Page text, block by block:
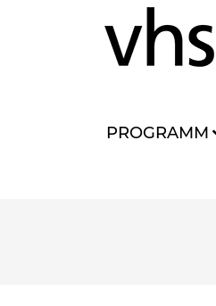
PROGRAMM